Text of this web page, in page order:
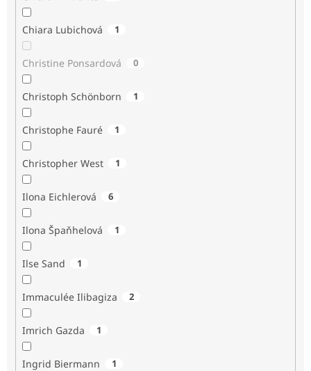
Chiara Lubichová 1
Christine Ponsardová 0
Christoph Schönborn 1
Christophe Fauré 1
Christopher West 1
Ilona Eichlerová 6
Ilona Špaňhelová 1
Ilse Sand 1
Immaculée Ilibagiza 2
Imrich Gazda 1
Ingrid Biermann 1